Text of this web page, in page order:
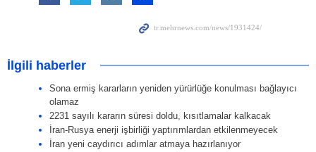
İlgili haberler
Sona ermiş kararların yeniden yürürlüğe konulması bağlayıcı
olamaz
2231 sayılı kararın süresi doldu, kısıtlamalar kalkacak
İran-Rusya enerji işbirliği yaptırımlardan etkilenmeyecek
İran yeni caydırıcı adımlar atmaya hazırlanıyor